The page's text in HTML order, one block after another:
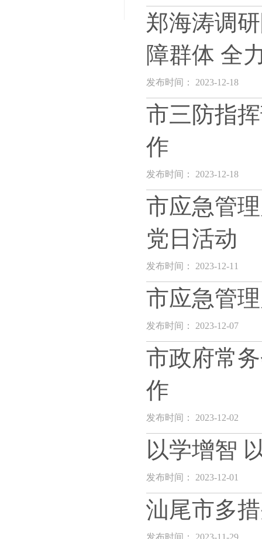
郑海涛调
障群体 全
发布时间： 2023-12-18
市三防指
作
发布时间： 2023-12-18
市应急管
党日活动
发布时间： 2023-12-11
市应急管
发布时间： 2023-12-07
市政府常
作
发布时间： 2023-12-02
以学增智
发布时间： 2023-12-01
汕尾市多
发布时间： 2023-11-29